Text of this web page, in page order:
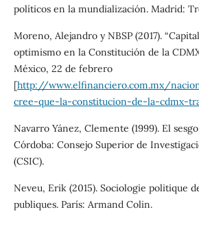
políticos en la mundialización. Madrid:
Moreno, Alejandro y NBSP (2017).
optimismo en la Constitución de la
México, 22 de febrero
[http://www.elfinanciero.com.mx/
cree-que-la-constitucion-de-la-cdmx-
Navarro Yánez, Clemente (1999). El
Córdoba: Consejo Superior de
(CSIC).
Neveu, Erik (2015). Sociologie politique
publiques. París: Armand Colin.